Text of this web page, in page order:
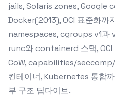
jails, Solaris zones, Google
Docker(2013), OCI 표준화까
namespaces, cgroups v1과
runc와 containerd 스택,
CoW, capabilities/
컨테이너, Kubernetes 통합
부 구조 딥다이브.